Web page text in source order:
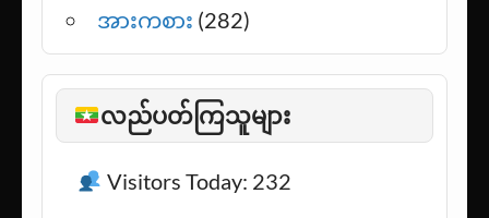
အားကစား (282)
လည်ပတ်ကြသူများ
Visitors Today: 232